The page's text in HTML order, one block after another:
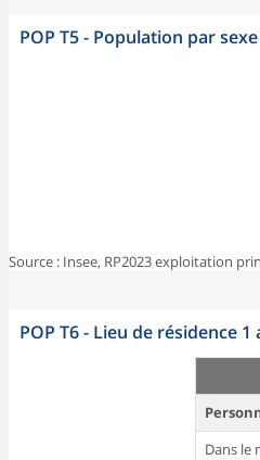
POP T5 - Population par
Source : Insee, RP2023 exploitation
POP T6 - Lieu de résidence
Dans le